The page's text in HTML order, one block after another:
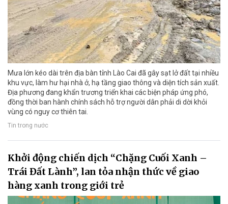
Mưa lớn kéo dài trên địa bàn tỉnh Lào Cai đã gây sạt lở đất tại nhiều
khu vực, làm hư hại nhà ở, hạ tầng giao thông và diện tích sản xuất.
Địa phương đang khẩn trương triển khai các biện pháp ứng phó,
đồng thời ban hành chính sách hỗ trợ người dân phải di dời khỏi
vùng có nguy cơ thiên tai.
Tin trong nước
Khởi động chiến dịch “Chặng Cuối Xanh –
Trái Đất Lành”, lan tỏa nhận thức về giao
hàng xanh trong giới trẻ